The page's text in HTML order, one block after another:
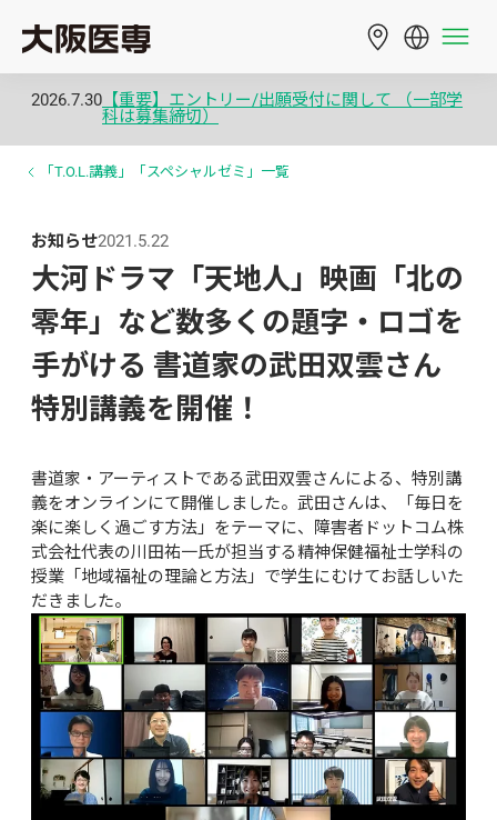
2026.7.30 【重要】エントリー/出願受付に関して （一部学
科は募集締切）
「T.O.L.講義」「スペシャルゼミ」一覧
お知らせ2021.5.22
大河ドラマ「天地人」映画「北の
零年」など数多くの題字・ロゴを
手がける 書道家の武田双雲さん
特別講義を開催！
書道家・アーティストである武田双雲さんによる、特別講
義をオンラインにて開催しました。武田さんは、「毎日を
楽に楽しく過ごす方法」をテーマに、障害者ドットコム株
式会社代表の川田祐一氏が担当する精神保健福祉士学科の
授業「地域福祉の理論と方法」で学生にむけてお話しいた
だきました。